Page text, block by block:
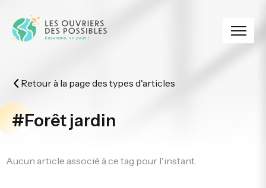
Retour à la page des types d'articles
#Forêt jardin
Aucun article associé à ce tag pour l'instant.